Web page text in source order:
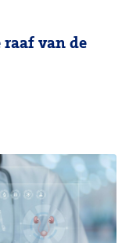
raaf van de